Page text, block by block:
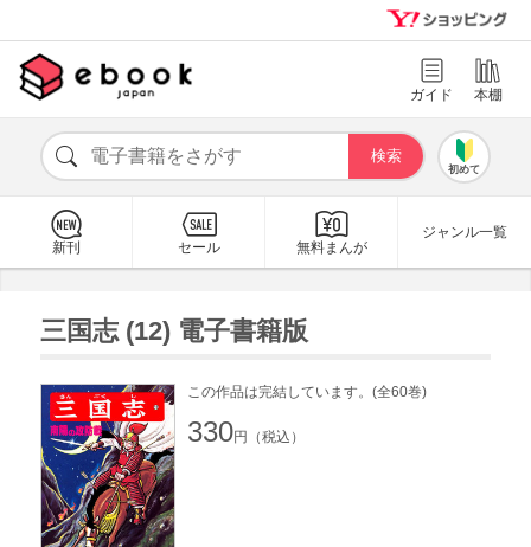
ガイド 本棚
初めて
新刊 セール 無料まんが
ジャンル一覧
三国志 (12) 電子書籍版
この作品は完結しています。(全60巻)
330円（税込）